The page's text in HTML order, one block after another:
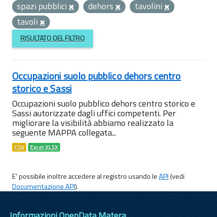
spazi pubblici
dehors
tavolini
tavoli
RISULTATO DEL FILTRO
Occupazioni suolo pubblico dehors centro
storico e Sassi
Occupazioni suolo pubblico dehors centro storico e
Sassi autorizzate dagli uffici competenti. Per
migliorare la visibilità abbiamo realizzato la
seguente MAPPA collegata...
CSV Excel XLSX
E' possibile inoltre accedere al registro usando leAPI(vedi
Documentazione API).